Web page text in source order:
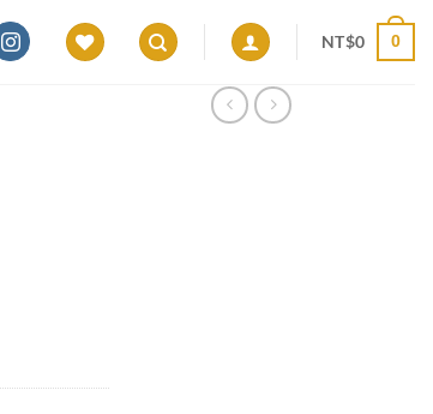
量感應 × 色彩頻率 × 專屬設計 願望顯化｜意圖啟動
NT$0 0